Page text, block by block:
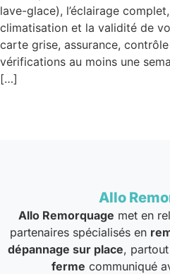
lave-glace), l’éclairage
climatisation et la validité de
carte grise, assurance,
vérifications au moins une
[…]
Allo
Allo Remorquage met en
partenaires spécialisés en
dépannage sur place,
ferme communiqué